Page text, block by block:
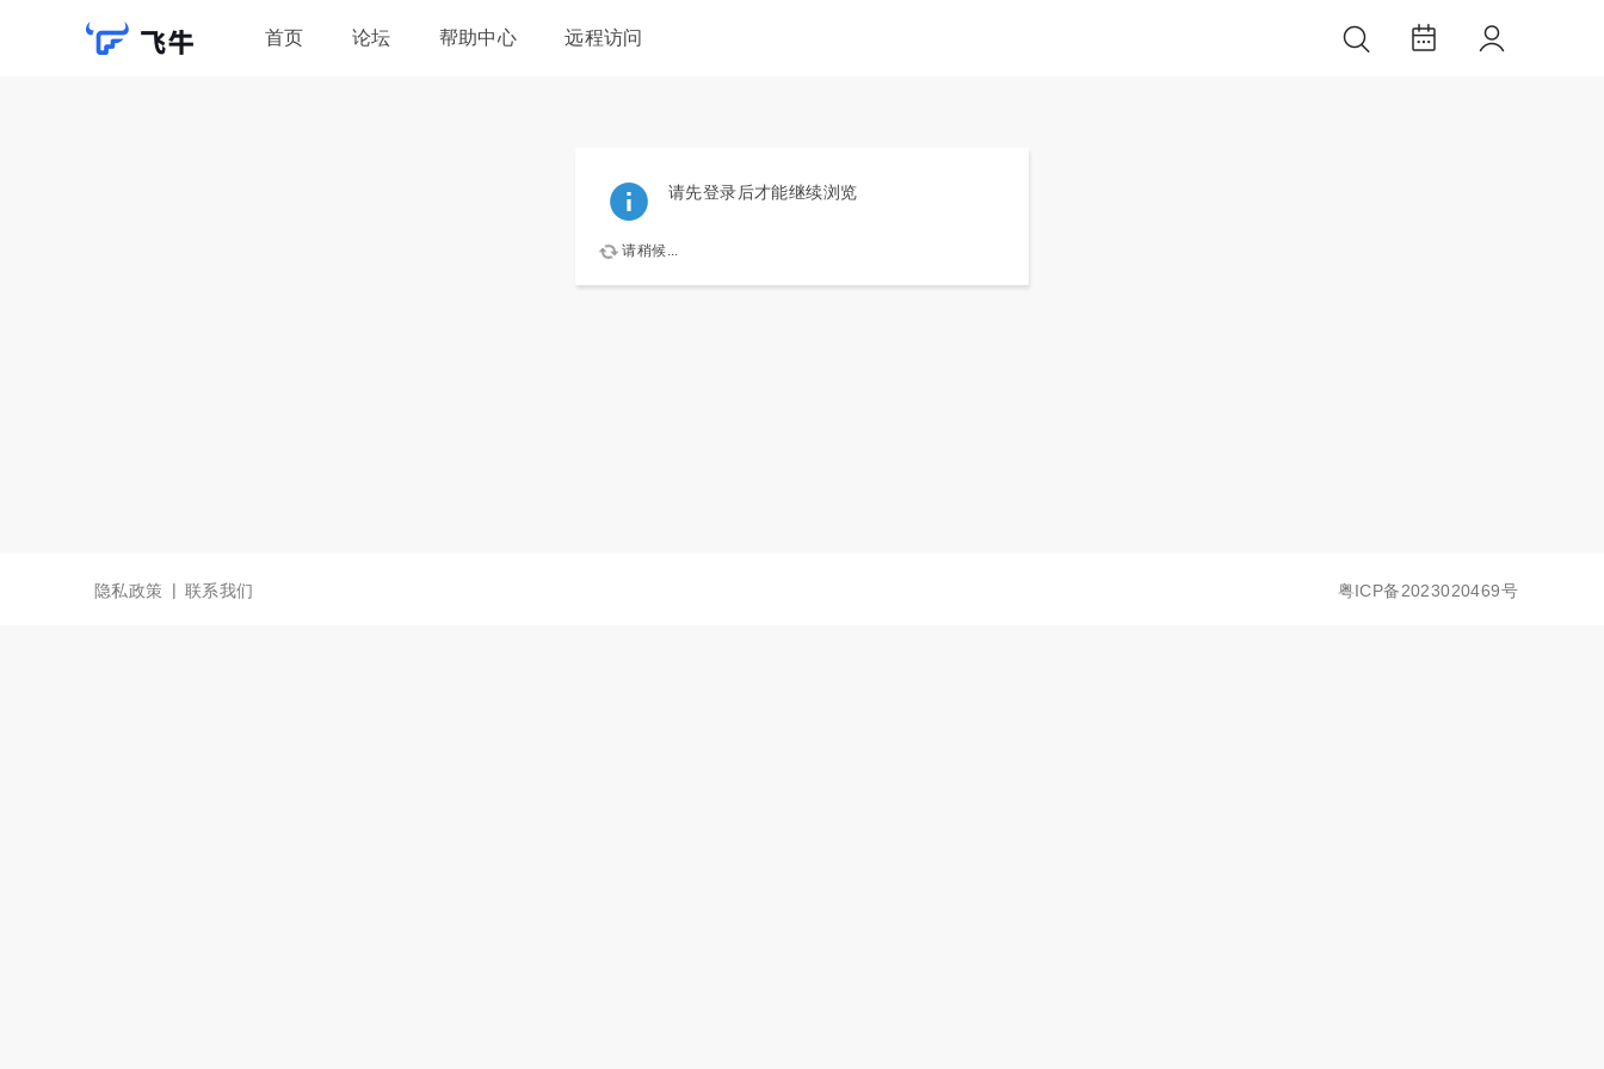
首页 论坛 帮助中心 远程访问
请先登录后才能继续浏览
请稍候...
隐私政策 | 联系我们 粤ICP备2023020469号